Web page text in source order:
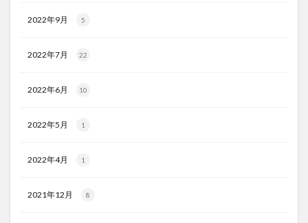
2022年9月 5
2022年7月 22
2022年6月 10
2022年5月 1
2022年4月 1
2021年12月 8